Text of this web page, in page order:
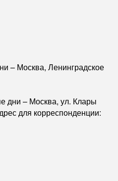
– Москва, Ленинградское
дни – Москва, ул. Клары
для корреспонденции: